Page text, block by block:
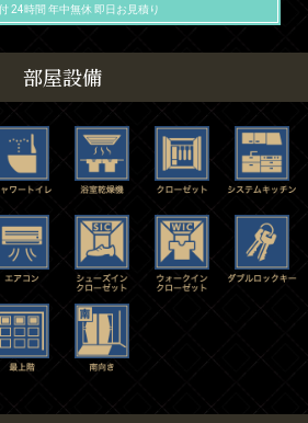
24時間 年中無休 即日お見積り
部屋設備